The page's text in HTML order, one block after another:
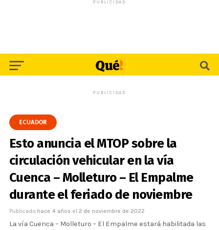
PUBLICIDAD
PUBLICIDAD
ECUADOR
Esto anuncia el MTOP sobre la
circulación vehicular en la vía
Cuenca – Molleturo – El Empalme
durante el feriado de noviembre
Publicado hace 4 años el 2 de noviembre de 2022
La vía Cuenca – Molleturo – El Empalme estará habilitada las